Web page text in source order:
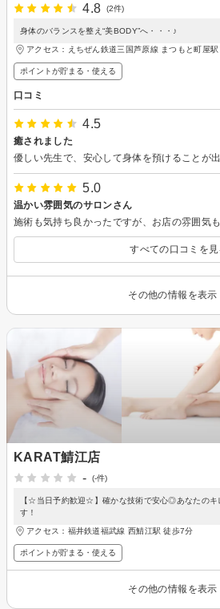
4.8
(2件)
身体のバランスを整え“美BODY”へ・・・♪
アクセス：えちぜん鉄道三国芦原線 まつもと町屋
ポイントが貯まる・使える
口コミ
4.5
癒されました
5.0
温かい雰囲気のサロンさん
すべての口コミを見
その他の情報を表示
KARAT鯖江店
-
(-件)
【☆当日予約歓迎☆】確かな技術で安心◎あなたのキ
す！
アクセス：福井鉄道福武線 西鯖江駅 徒歩7分
ポイントが貯まる・使える
その他の情報を表示